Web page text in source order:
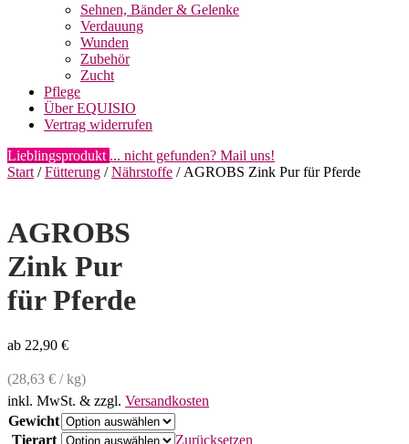
Sehnen, Bänder & Gelenke
Verdauung
Wunden
Zubehör
Zucht
Pflege
Über EQUISIO
Vertrag widerrufen
Lieblingsprodukt ... nicht gefunden? Mail uns!
Start /Fütterung /Nährstoffe / AGROBS Zink Pur für Pferde
AGROBS
Zink Pur
für Pferde
ab 22,90 €
(28,63 € /kg)
inkl. MwSt. & zzgl. Versandkosten
Gewicht
Tierart
Zurücksetzen